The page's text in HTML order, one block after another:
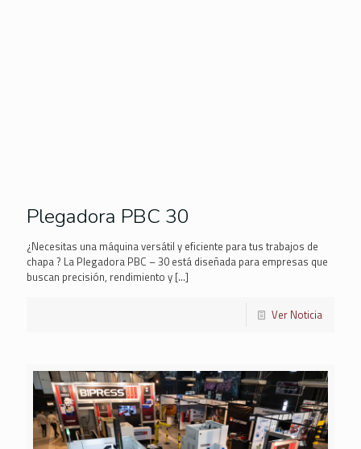
Plegadora PBC 30
¿Necesitas una máquina versátil y eficiente para tus trabajos de
chapa ? La Plegadora PBC – 30 está diseñada para empresas que
buscan precisión, rendimiento y […]
Ver Noticia